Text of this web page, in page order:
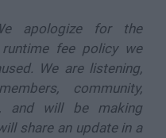
apologize for the
fee policy we
We are listening,
community,
and will be making
share an update in a